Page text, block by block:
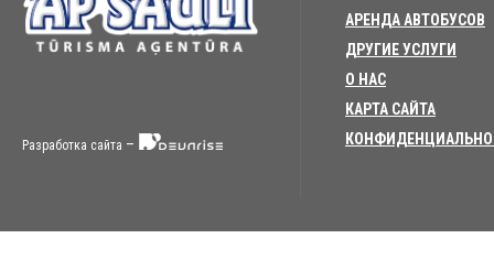
Разработка сайта –
АРЕНДА АВТОБУСОВ
ДРУГИЕ УСЛУГИ
О НАС
КАРТА САЙТА